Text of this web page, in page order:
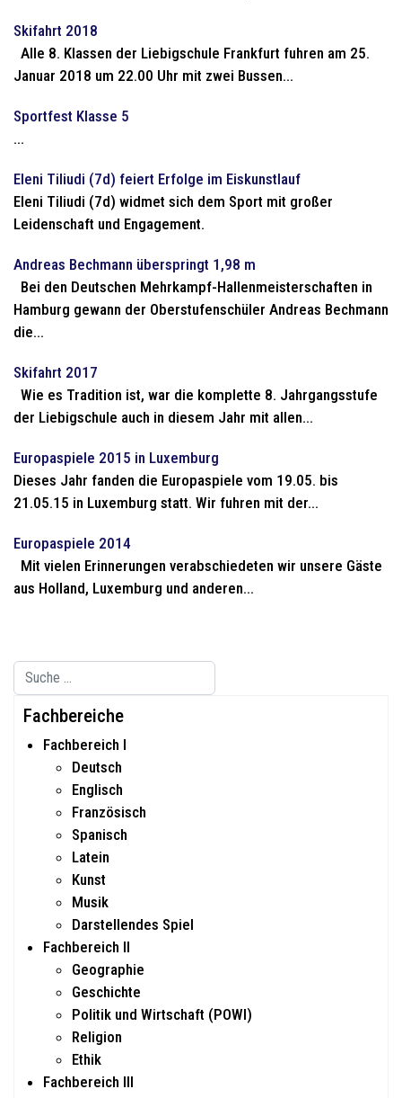
Skifahrt 2018
Alle 8. Klassen der Liebigschule Frankfurt fuhren am 25.
Januar 2018 um 22.00 Uhr mit zwei Bussen...
Sportfest Klasse 5
...
Eleni Tiliudi (7d) feiert Erfolge im Eiskunstlauf
Eleni Tiliudi (7d) widmet sich dem Sport mit großer
Leidenschaft und Engagement.
Andreas Bechmann überspringt 1,98 m
Bei den Deutschen Mehrkampf-Hallenmeisterschaften in
Hamburg gewann der Oberstufenschüler Andreas Bechmann
die...
Skifahrt 2017
Wie es Tradition ist, war die komplette 8. Jahrgangsstufe
der Liebigschule auch in diesem Jahr mit allen...
Europaspiele 2015 in Luxemburg
Dieses Jahr fanden die Europaspiele vom 19.05. bis
21.05.15 in Luxemburg statt. Wir fuhren mit der...
Europaspiele 2014
Mit vielen Erinnerungen verabschiedeten wir unsere Gäste
aus Holland, Luxemburg und anderen...
Suchen
Type 2 or more characters for results.
Fachbereiche
Fachbereich I
Deutsch
Englisch
Französisch
Spanisch
Latein
Kunst
Musik
Darstellendes Spiel
Fachbereich II
Geographie
Geschichte
Politik und Wirtschaft (POWI)
Religion
Ethik
Fachbereich III